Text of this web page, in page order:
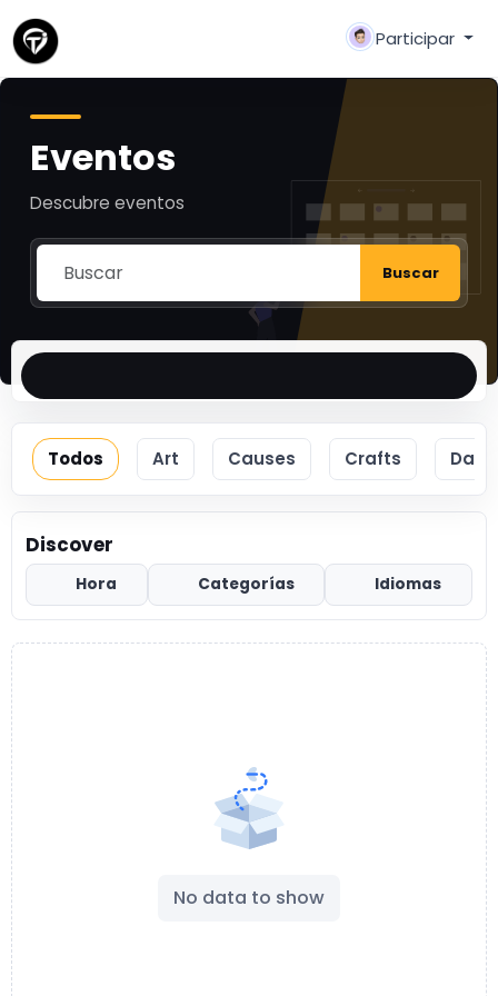
Participar
Eventos
Descubre eventos
Buscar
Todos Art Causes Crafts
Discover
Hora Categorías Idiomas
No data to show